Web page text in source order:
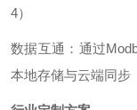
4）
数据互通：通过
本地存储与云端同步